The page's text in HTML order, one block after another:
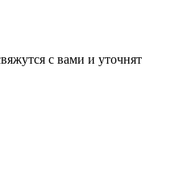
с вами и уточнят